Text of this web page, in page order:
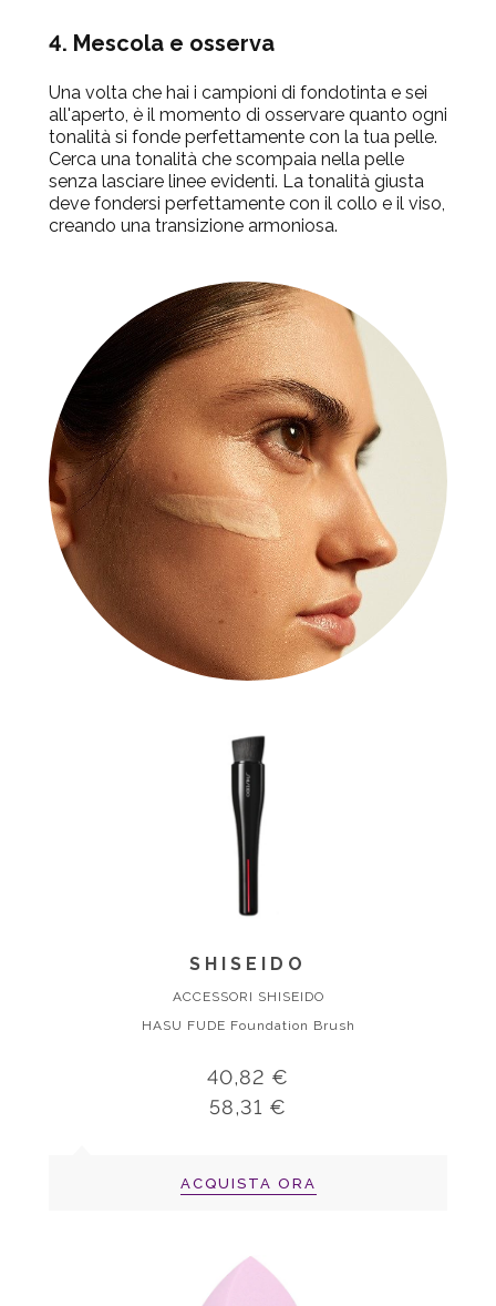
4. Mescola e osserva
Una volta che hai i campioni di fondotinta e sei
all'aperto, è il momento di osservare quanto ogni
tonalità si fonde perfettamente con la tua pelle.
Cerca una tonalità che scompaia nella pelle
senza lasciare linee evidenti. La tonalità giusta
deve fondersi perfettamente con il collo e il viso,
creando una transizione armoniosa.
SHISEIDO
ACCESSORI SHISEIDO
HASU FUDE Foundation Brush
40,82 €
58,31 €
ACQUISTA ORA